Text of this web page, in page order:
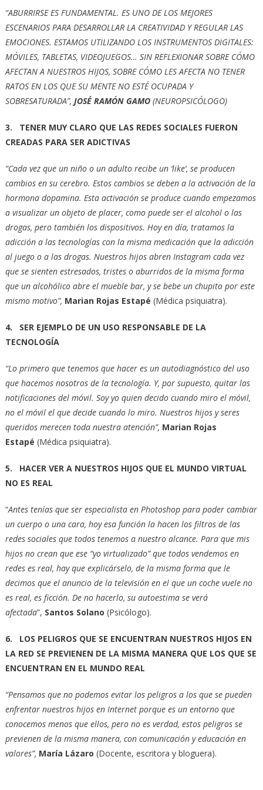
“ABURRIRSE ES FUNDAMENTAL. ES UNO DE LOS MEJORES
ESCENARIOS PARA DESARROLLAR LA CREATIVIDAD Y REGULAR LAS
EMOCIONES. ESTAMOS UTILIZANDO LOS INSTRUMENTOS DIGITALES:
MÓVILES, TABLETAS, VIDEOJUEGOS… SIN REFLEXIONAR SOBRE CÓMO
AFECTAN A NUESTROS HIJOS, SOBRE CÓMO LES AFECTA NO TENER
RATOS EN LOS QUE SU MENTE NO ESTÉ OCUPADA Y
SOBRESATURADA”, JOSÉ RAMÓN GAMO(NEUROPSICÓLOGO)
3. TENER MUY CLARO QUE LAS REDES SOCIALES FUERON
CREADAS PARA SER ADICTIVAS
“Cada vez que un niño o un adulto recibe un ‘like’, se producen
cambios en su cerebro. Estos cambios se deben a la activación de la
hormona dopamina. Esta activación se produce cuando empezamos
a visualizar un objeto de placer, como puede ser el alcohol o las
drogas, pero también los dispositivos. Hoy en día, tratamos la
adicción a las tecnologías con la misma medicación que la adicción
al juego o a las drogas. Nuestros hijos abren Instagram cada vez
que se sienten estresados, tristes o aburridos de la misma forma
que un alcohólico abre el mueble bar, y se bebe un chupito por este
mismo motivo”, Marian Rojas Estapé (Médica psiquiatra).
4. SER EJEMPLO DE UN USO RESPONSABLE DE LA
TECNOLOGÍA
“Lo primero que tenemos que hacer es un autodiagnóstico del uso
que hacemos nosotros de la tecnología. Y, por supuesto, quitar las
notificaciones del móvil. Soy yo quien decido cuando miro el móvil,
no el móvil el que decide cuando lo miro. Nuestros hijos y seres
queridos merecen toda nuestra atención”, Marian Rojas
Estapé (Médica psiquiatra).
5. HACER VER A NUESTROS HIJOS QUE EL MUNDO VIRTUAL
NO ES REAL
“Antes tenías que ser especialista en Photoshop para poder cambiar
un cuerpo o una cara, hoy esa función la hacen los filtros de las
redes sociales que todos tenemos a nuestro alcance. Para que mis
hijos no crean que ese “yo virtualizado” que todos vendemos en
redes es real, hay que explicárselo, de la misma forma que le
decimos que el anuncio de la televisión en el que un coche vuele no
es real, es ficción. De no hacerlo, su autoestima se verá
afectada”, Santos Solano (Psicólogo).
6. LOS PELIGROS QUE SE ENCUENTRAN NUESTROS HIJOS EN
LA RED SE PREVIENEN DE LA MISMA MANERA QUE LOS QUE SE
ENCUENTRAN EN EL MUNDO REAL
“Pensamos que no podemos evitar los peligros a los que se pueden
enfrentar nuestros hijos en Internet porque es un entorno que
conocemos menos que ellos, pero no es verdad, estos peligros se
previenen de la misma manera, con comunicación y educación en
valores”, María Lázaro (Docente, escritora y bloguera).